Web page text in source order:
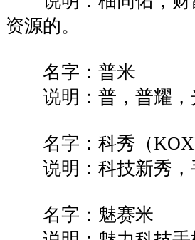
资源的。
名字：普米
说明：普，普耀，
名字：科秀（KOXI
说明：科技新秀，
名字：魅赛米